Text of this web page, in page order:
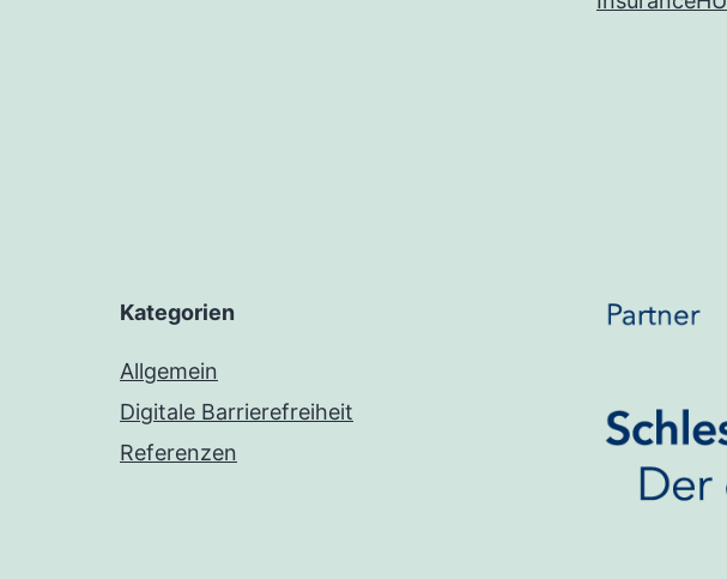
Kategorien
Allgemein
Digitale Barrierefreiheit
Referenzen